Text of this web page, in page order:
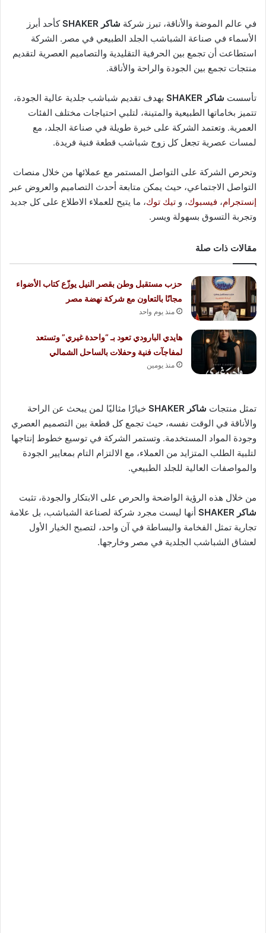
في عالم الموضة والأناقة، تبرز شركة شاكر SHAKER
كأحد أبرز
الأسماء في صناعة الشباشب الجلد الطبيعي في مصر. الشركة
استطاعت أن تجمع بين الحرفية التقليدية والتصاميم العصرية لتقديم
منتجات تجمع بين الجودة والراحة والأناقة.
تأسست شاكر SHAKER
بهدف تقديم شباشب جلدية عالية الجودة،
تتميز بخاماتها الطبيعية والمتينة، لتلبي احتياجات مختلف الفئات
العمرية. وتعتمد الشركة على خبرة طويلة في صناعة الجلد، مع
لمسات عصرية تجعل كل زوج شباشب قطعة فنية فريدة.
وتحرص الشركة على التواصل المستمر مع عملائها من خلال منصات
التواصل الاجتماعي، حيث يمكن متابعة أحدث التصاميم والعروض عبر
إنستجرام، فيسبوك، و تيك توك، ما يتيح للعملاء الاطلاع على كل جديد
وتجربة التسوق بسهولة ويسر.
مقالات ذات صلة
حزب مستقبل وطن بقصر النيل يوزّع كتاب الأضواء
مجانًا بالتعاون مع شركة نهضة مصر
منذ يوم واحد
هايدي البارودي تعود بـ “واحدة غيري” وتستعد
لمفاجآت فنية وحفلات بالساحل الشمالي
منذ يومين
تمثل منتجات شاكر SHAKER
خيارًا مثاليًا لمن يبحث عن الراحة
والأناقة في الوقت نفسه، حيث تجمع كل قطعة بين التصميم العصري
وجودة المواد المستخدمة. وتستمر الشركة في توسيع خطوط إنتاجها
لتلبية الطلب المتزايد من العملاء، مع الالتزام التام بمعايير الجودة
والمواصفات العالية للجلد الطبيعي.
من خلال هذه الرؤية الواضحة والحرص على الابتكار والجودة، تثبت
شاكر SHAKER
أنها ليست مجرد شركة لصناعة الشباشب، بل علامة
تجارية تمثل الفخامة والبساطة في آن واحد، لتصبح الخيار الأول
لعشاق الشباشب الجلدية في مصر وخارجها.